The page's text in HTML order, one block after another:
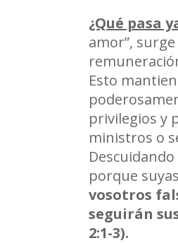
¿Qué pasa
amor”,
Esto
privilegios y
ministros o
porque
vosotros
seguirán
2:1-3).